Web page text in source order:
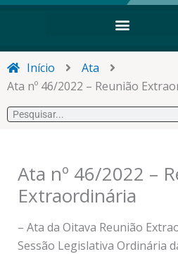
Início
Ata
Ata nº 46/2022 – Reunião
Pesquisar
Ata nº 46/2022 –
Extraordinária
– Ata da Oitava Reunião
Sessão Legislativa Ordinária